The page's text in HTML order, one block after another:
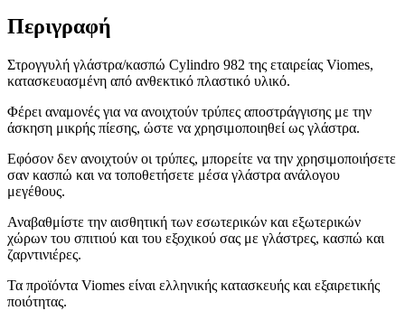
Περιγραφή
Στρογγυλή γλάστρα/κασπώ Cylindro 982 της εταιρείας Viomes,
κατασκευασμένη από ανθεκτικό πλαστικό υλικό.
Φέρει αναμονές για να ανοιχτούν τρύπες αποστράγγισης με την
άσκηση μικρής πίεσης, ώστε να χρησιμοποιηθεί ως γλάστρα.
Εφόσον δεν ανοιχτούν οι τρύπες, μπορείτε να την χρησιμοποιήσετε
σαν κασπώ και να τοποθετήσετε μέσα γλάστρα ανάλογου
μεγέθους.
Αναβαθμίστε την αισθητική των εσωτερικών και εξωτερικών
χώρων του σπιτιού και του εξοχικού σας με γλάστρες, κασπώ και
ζαρντινιέρες.
Τα προϊόντα Viomes είναι ελληνικής κατασκευής και εξαιρετικής
ποιότητας.